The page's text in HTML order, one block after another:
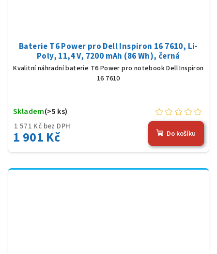
Baterie T6 Power pro Dell Inspiron 16 7610, Li-
Poly, 11,4 V, 7200 mAh (86 Wh), černá
Kvalitní náhradní baterie T6 Power pro notebook Dell Inspiron
16 7610
1 571 Kč bez DPH
1 901 Kč
Skladem(>5 ks)
Do košíku